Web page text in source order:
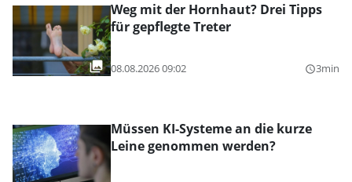
Weg mit der Hornhaut? Drei Tipps
für gepflegte Treter
08.08.2026 09:02 query_builder3min
Müssen KI-Systeme an die kurze
Leine genommen werden?